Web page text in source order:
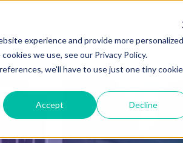
experience and provide more personalized
we use, see our Privacy Policy.
we'll have to use just one tiny cookie
Accept Decline